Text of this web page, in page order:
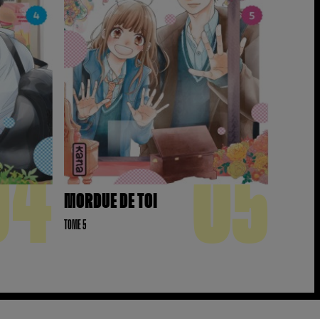
MORDUE DE TOI
TOME 5 05